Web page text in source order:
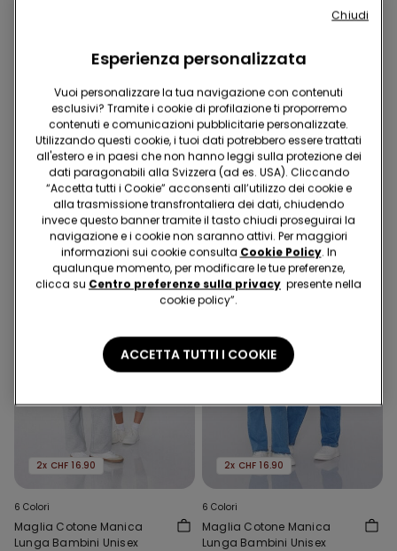
Cardigan Girocllo con
Bottoni Bimba
30.95 CHF
6 Colori
Maglia Cotone Manica
Lunga Bambini Unisex
12.95 CHF
2x CHF 16.90
6 Colori
Maglia Cotone Manica
Lunga Bambini Unisex
2x CHF 16.90
6 Colori
Maglia Cotone Manica
Lunga Bambini Unisex
Esperienza personalizzata
Vuoi personalizzare la tua navigazione con contenuti
esclusivi? Tramite i cookie di profilazione ti proporremo
contenuti e comunicazioni pubblicitarie personalizzate.
Utilizzando questi cookie, i tuoi dati potrebbero essere trattati
all'estero e in paesi che non hanno leggi sulla protezione dei
dati paragonabili alla Svizzera (ad es. USA). Cliccando
“Accetta tutti i Cookie” acconsenti all’utilizzo dei cookie e
alla trasmissione transfrontaliera dei dati, chiudendo
invece questo banner tramite il tasto chiudi proseguirai la
navigazione e i cookie non saranno attivi. Per maggiori
informazioni sui cookie consulta Cookie Policy. In
qualunque momento, per modificare le tue preferenze,
clicca su Centro preferenze sulla privacy presente nella
cookie policy”.
ACCETTA TUTTI I COOKIE
Chiudi